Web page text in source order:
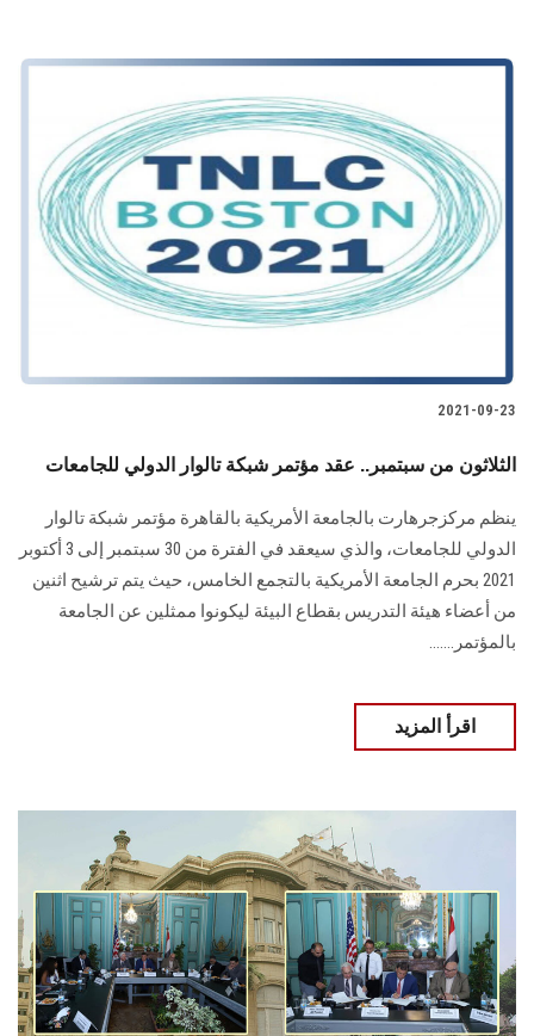
2021-09-23
الثلاثون من سبتمبر.. عقد مؤتمر شبكة تالوار الدولي للجامعات
ينظم مركزجرهارت بالجامعة الأمريكية بالقاهرة مؤتمر شبكة تالوار
الدولي للجامعات، والذي سيعقد في الفترة من 30 سبتمبر إلى 3 أكتوبر
2021 بحرم الجامعة الأمريكية بالتجمع الخامس، حيث يتم ترشيح اثنين
من أعضاء هيئة التدريس بقطاع البيئة ليكونوا ممثلين عن الجامعة
بالمؤتمر.......
اقرأ المزيد